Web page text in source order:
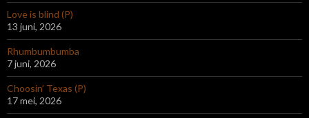
Love is blind (P)
13 juni, 2026
Rhumbumbumba
7 juni, 2026
Choosin’ Texas (P)
17 mei, 2026